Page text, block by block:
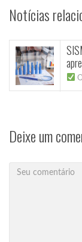
Post
Notícias
Deixe um